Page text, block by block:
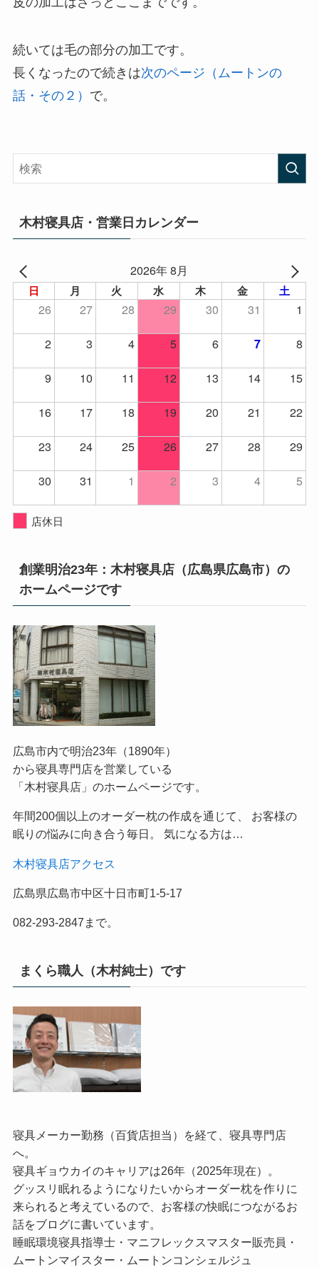
続いては毛の部分の加工です。
長くなったので続きは次のページ（ムートンの
話・その２） で。
木村寝具店・営業日カレンダー
2026年 8月
日 月 火 水 木 金 土
26 27 28 29 30 31
1
2
3 4 5 6 7
8
9
10 11 12 13 14
15
16
17 18 19 20 21
22
23
24 25 26 27 28
29
30
31 1 2 3 4 5
店休日
創業明治23年：木村寝具店（広島県広島市）の
ホームページです
広島市内で明治23年（1890年）
から寝具専門店を営業している
「木村寝具店」のホームページです。
年間200個以上のオーダー枕の作成を通じて、 お客様の
眠りの悩みに向き合う毎日。 気になる方は…
木村寝具店アクセス
広島県広島市中区十日市町1-5-17
082-293-2847まで。
まくら職人（木村純士）です
寝具メーカー勤務（百貨店担当）を経て、寝具専門店
へ。
寝具ギョウカイのキャリアは26年（2025年現在）。
グッスリ眠れるようになりたいからオーダー枕を作りに
来られると考えているので、お客様の快眠につながるお
話をブログに書いています。
睡眠環境寝具指導士・マニフレックスマスター販売員・
ムートンマイスター・ムートンコンシェルジュ